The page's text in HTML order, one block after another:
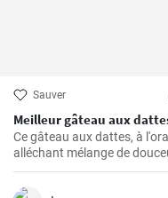
Sauver
Meilleur gâteau aux
Ce gâteau aux dattes, à
alléchant mélange de
texture moelleuse, ne
spéciale.